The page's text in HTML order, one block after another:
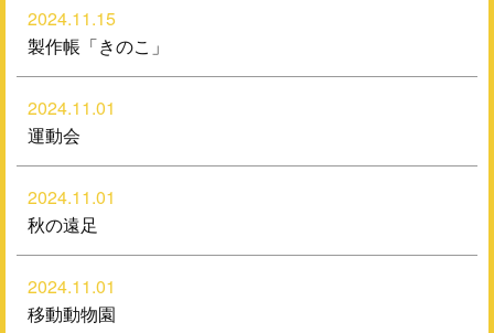
2024.11.15
製作帳「きのこ」
2024.11.01
運動会
2024.11.01
秋の遠足
2024.11.01
移動動物園